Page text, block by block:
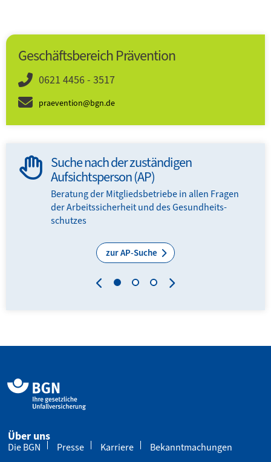
Geschäftsbereich Prävention
0621 4456 - 3517
praevention@bgn.de
Suche nach der zuständigen
Aufsichtsperson (AP)
Beratung der Mitglieds­­betriebe in allen Fragen
der Arbeits­sicherheit und des Gesundheits­
schutzes
zur AP-Suche
Über uns
Die BGN Presse Karriere Bekanntmachungen